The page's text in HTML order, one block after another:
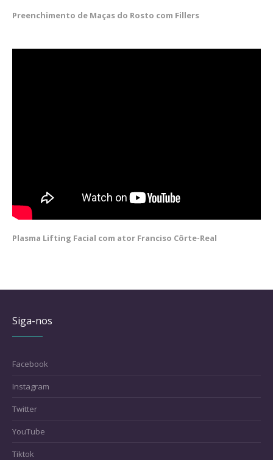
Preenchimento de Maças do Rosto com Fillers
Plasma Lifting Facial com ator Franciso Côrte-Real
Siga-nos
Facebook
Instagram
Twitter
YouTube
Tiktok